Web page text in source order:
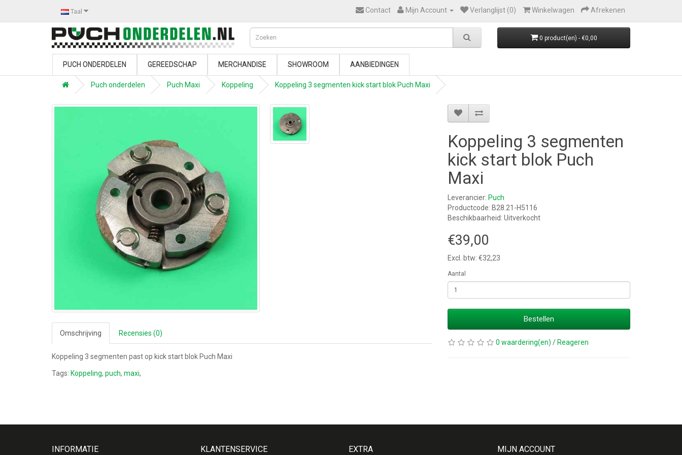
Taal Contact Mijn Account Verlanglijst (0) Winkelwagen Afrekenen
0 product(en) - €0,00
PUCH ONDERDELEN GEREEDSCHAP MERCHANDISE SHOWROOM AANBIEDINGEN
Puch onderdelen Puch Maxi Koppeling Koppeling 3 segmenten kick start blok Puch Maxi
Omschrijving Recensies (0)
Koppeling 3 segmenten past op kick start blok Puch Maxi
Koppeling 3 segmenten
kick start blok Puch
Maxi
Leverancier: Puch
Productcode: B28.21-H5116
Beschikbaarheid: Uitverkocht
€39,00
Excl. btw: €32,23
Aantal
Bestellen
0 waardering(en) / Reageren
Tags: Koppeling, puch, maxi,
INFORMATIE KLANTENSERVICE EXTRA MIJN ACCOUNT